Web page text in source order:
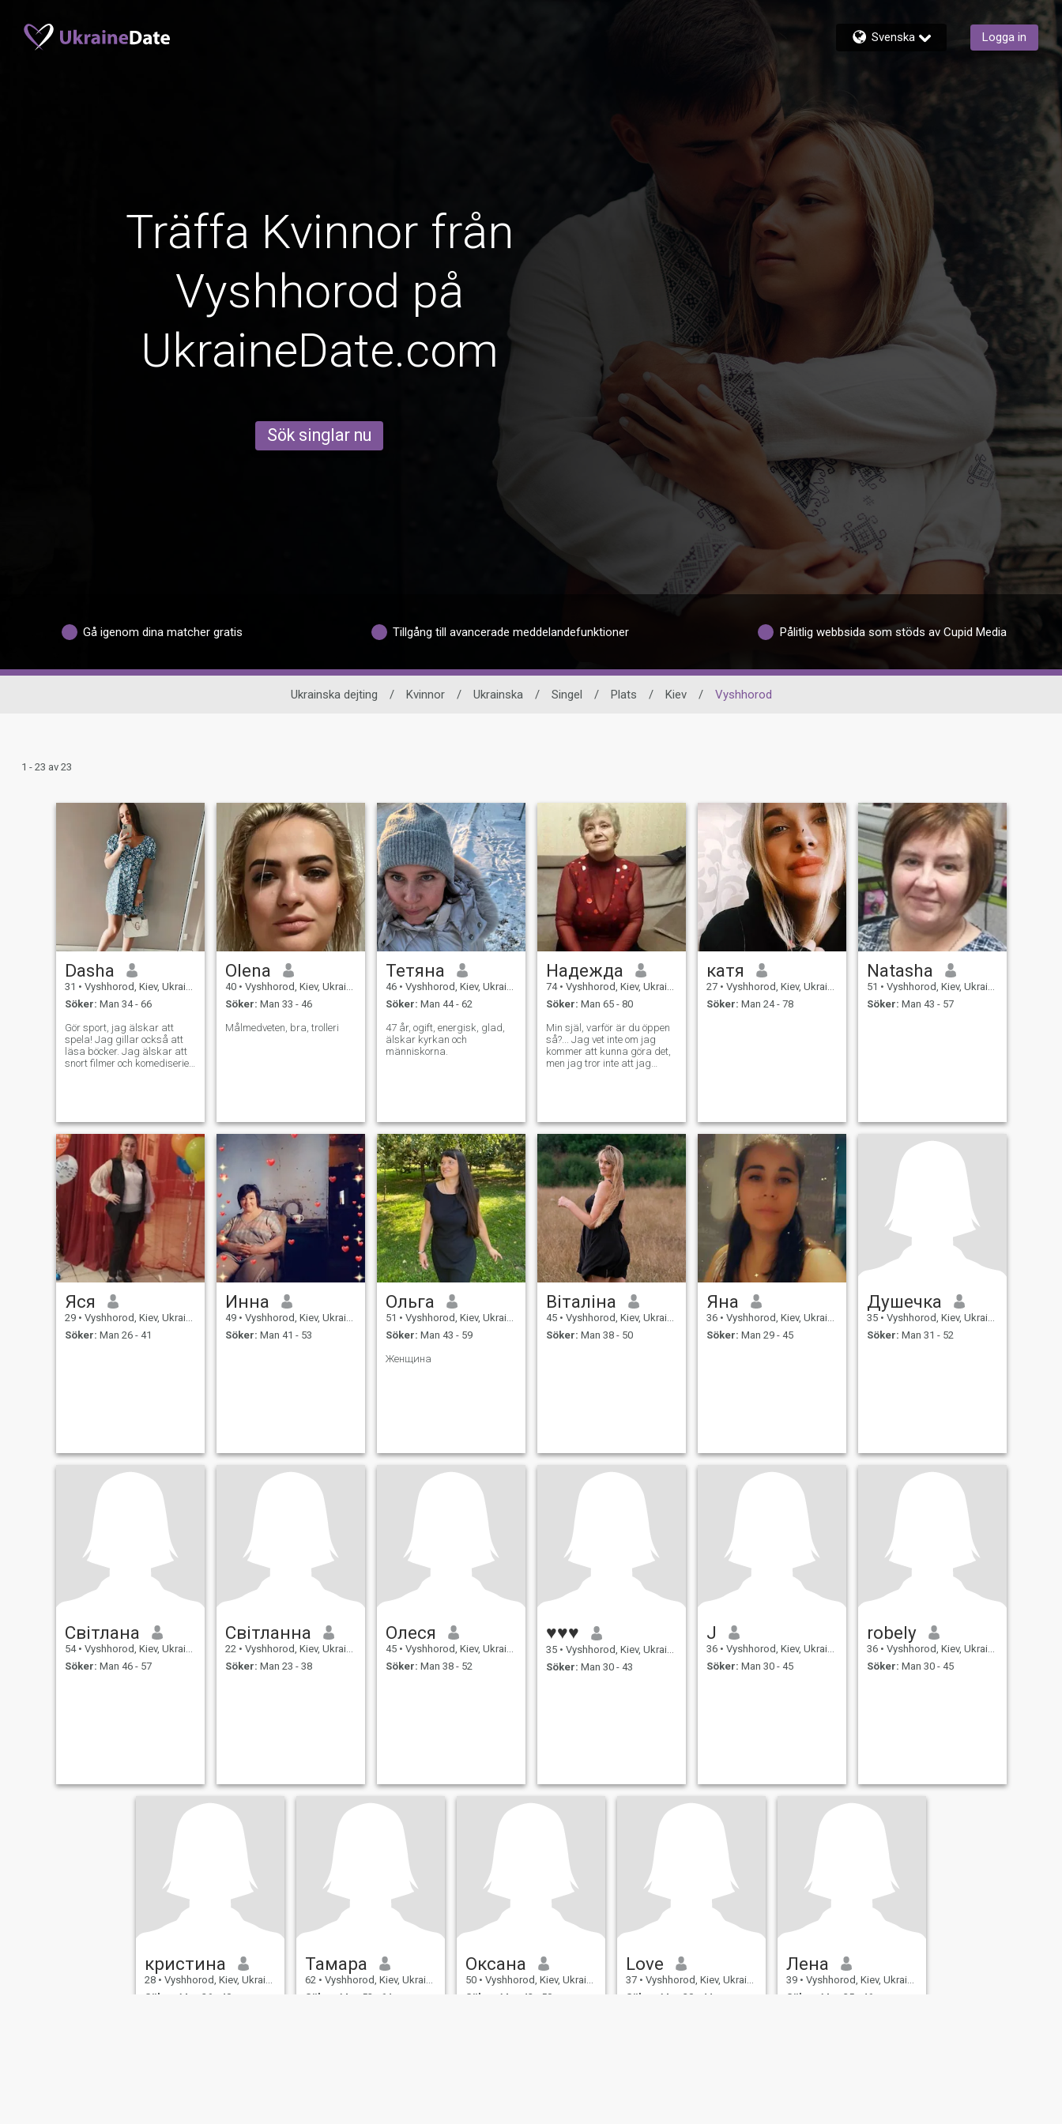
Svenska Logga in
Träffa Kvinnor från
Vyshhorod på
UkraineDate.com
Sök singlar nu
Gå igenom dina matcher gratis Tillgång till avancerade meddelandefunktioner Pålitlig webbsida som stöds av Cupid Media
Ukrainska dejting / Kvinnor / Ukrainska / Singel / Plats / Kiev / Vyshhorod
1 - 23 av 23
Dasha
31 • Vyshhorod, Kiev, Ukraina
Söker: Man 34 - 66
Gör sport, jag älskar att
spela! Jag gillar också att
läsa böcker. Jag älskar att
snort filmer och komediserier
Olena
40 • Vyshhorod, Kiev, Ukraina
Söker: Man 33 - 46
Målmedveten, bra, trolleri
Тетяна
46 • Vyshhorod, Kiev, Ukraina
Söker: Man 44 - 62
47 år, ogift, energisk, glad,
älskar kyrkan och
människorna.
Надежда
74 • Vyshhorod, Kiev, Ukraina
Söker: Man 65 - 80
Min själ, varför är du öppen
så?... Jag vet inte om jag
kommer att kunna göra det,
men jag tror inte att jag
катя
27 • Vyshhorod, Kiev, Ukraina
Söker: Man 24 - 78
Natasha
51 • Vyshhorod, Kiev, Ukraina
Söker: Man 43 - 57
Яся
29 • Vyshhorod, Kiev, Ukraina
Söker: Man 26 - 41
Инна
49 • Vyshhorod, Kiev, Ukraina
Söker: Man 41 - 53
Ольга
51 • Vyshhorod, Kiev, Ukraina
Söker: Man 43 - 59
Женщина
Віталіна
45 • Vyshhorod, Kiev, Ukraina
Söker: Man 38 - 50
Яна
36 • Vyshhorod, Kiev, Ukraina
Söker: Man 29 - 45
Душечка
35 • Vyshhorod, Kiev, Ukraina
Söker: Man 31 - 52
Світлана
54 • Vyshhorod, Kiev, Ukraina
Söker: Man 46 - 57
Світланна
22 • Vyshhorod, Kiev, Ukraina
Söker: Man 23 - 38
Олеся
45 • Vyshhorod, Kiev, Ukraina
Söker: Man 38 - 52
♥♥♥
35 • Vyshhorod, Kiev, Ukraina
Söker: Man 30 - 43
J
36 • Vyshhorod, Kiev, Ukraina
Söker: Man 30 - 45
robely
36 • Vyshhorod, Kiev, Ukraina
Söker: Man 30 - 45
кристина
28 • Vyshhorod, Kiev, Ukraina
Söker:
Man 26 - 40
Тамара
62 • Vyshhorod, Kiev, Ukraina
Söker:
Man 52 - 64
Оксана
50 • Vyshhorod, Kiev, Ukraina
Söker:
Man 42 - 50
Love
37 • Vyshhorod, Kiev, Ukraina
Söker:
Man 30 - 44
Лена
39 • Vyshhorod, Kiev, Ukraina
Söker:
Man 35 - 46